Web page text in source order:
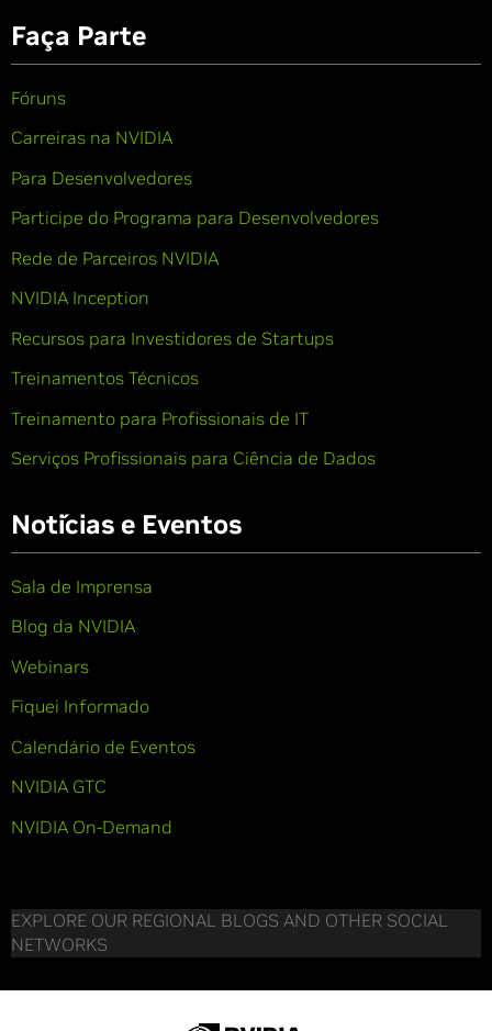
Faça Parte
Fóruns
Carreiras na NVIDIA
Para Desenvolvedores
Participe do Programa para Desenvolvedores
Rede de Parceiros NVIDIA
NVIDIA Inception
Recursos para Investidores de Startups
Treinamentos Técnicos
Treinamento para Profissionais de IT
Serviços Profissionais para Ciência de Dados
Notícias e Eventos
Sala de Imprensa
Blog da NVIDIA
Webinars
Fiquei Informado
Calendário de Eventos
NVIDIA GTC
NVIDIA On-Demand
EXPLORE OUR REGIONAL BLOGS AND OTHER SOCIAL
NETWORKS